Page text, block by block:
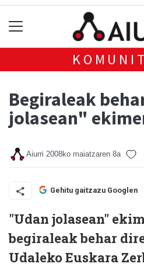
Begiraleak
jolasean"
Aiurri 2008ko maiatzaren 8a
Gehitu gaitzazu Googlen
"Udan jolasean"
begiraleak behar
Udaleko Euskara